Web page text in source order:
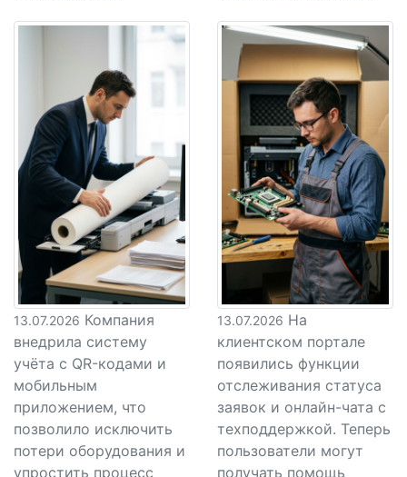
13.07.2026 Компания
внедрила систему
учёта с QR-кодами и
мобильным
приложением, что
позволило исключить
потери оборудования и
упростить процесс
13.07.2026 На
клиентском портале
появились функции
отслеживания статуса
заявок и онлайн-чата с
техподдержкой. Теперь
пользователи могут
получать помощь